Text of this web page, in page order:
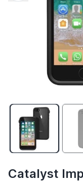
Catalyst